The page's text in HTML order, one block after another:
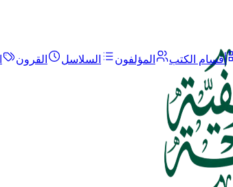
أقسام الكتب المؤلفون السلاسل القرون